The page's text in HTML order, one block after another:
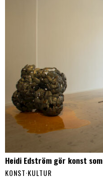
Heidi Edström gör konst
KONST·KULTUR